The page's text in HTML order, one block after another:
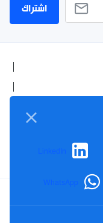
اشتراك
Twitter
LinkedIn
WhatsApp